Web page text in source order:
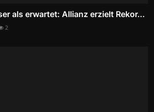
als erwartet: Allianz erzielt Rekor...
2